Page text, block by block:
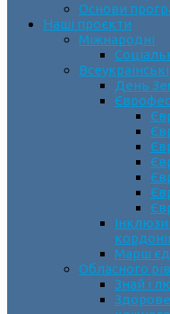
Основи
Наші проєкти
Міжнародні
Всеукраїнські
День
Марш
Обласного
Знай і
Здорове